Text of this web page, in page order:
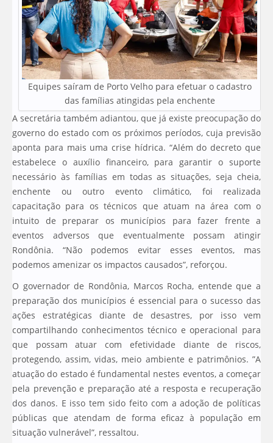
Equipes saíram de Porto Velho para efetuar o cadastro
das famílias atingidas pela enchente
A secretária também adiantou, que já existe preocupação do
governo do estado com os próximos períodos, cuja previsão
aponta para mais uma crise hídrica. “Além do decreto que
estabelece o auxílio financeiro, para garantir o suporte
necessário às famílias em todas as situações, seja cheia,
enchente ou outro evento climático, foi realizada
capacitação para os técnicos que atuam na área com o
intuito de preparar os municípios para fazer frente a
eventos adversos que eventualmente possam atingir
Rondônia. “Não podemos evitar esses eventos, mas
podemos amenizar os impactos causados”, reforçou.
O governador de Rondônia, Marcos Rocha, entende que a
preparação dos municípios é essencial para o sucesso das
ações estratégicas diante de desastres, por isso vem
compartilhando conhecimentos técnico e operacional para
que possam atuar com efetividade diante de riscos,
protegendo, assim, vidas, meio ambiente e patrimônios. ”A
atuação do estado é fundamental nestes eventos, a começar
pela prevenção e preparação até a resposta e recuperação
dos danos. E isso tem sido feito com a adoção de políticas
públicas que atendam de forma eficaz à população em
situação vulnerável”, ressaltou.